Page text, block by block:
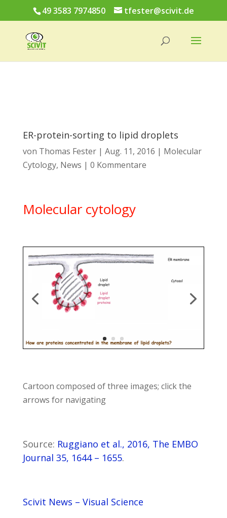
49 3583 7974850 tfester@scivit.de
ER-protein-sorting to lipid droplets
von Thomas Fester| Aug. 11, 2016 | Molecular
Cytology, News | 0 Kommentare
Molecular cytology
Cartoon composed of three images; click the
arrows for navigating
Source: Ruggiano et al., 2016, The EMBO
Journal 35, 1644 – 1655.
Scivit News – Visual Science